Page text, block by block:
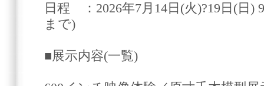
日程 ：2026年7月14日(火)?19日(日)
まで)
■展示内容(一覧)